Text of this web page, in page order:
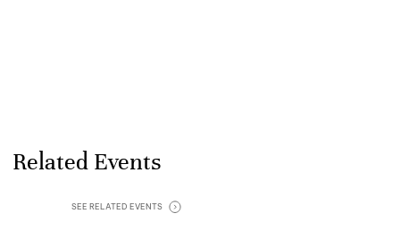
Related Events
SEE ‎ RELATED EVENTS